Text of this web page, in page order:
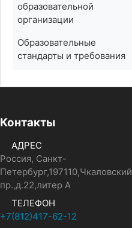
образовательной
организации
Образовательные
стандарты и требования
Контакты
АДРЕС
Россия, Санкт-
Петербург,197110,Чкаловский
пр.,д.22,литер А
ТЕЛЕФОН
+7(812)417-62-12